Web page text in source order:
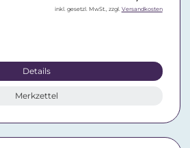
inkl. gesetzl. MwSt., zzgl. Versandkosten
Details
Merkzettel